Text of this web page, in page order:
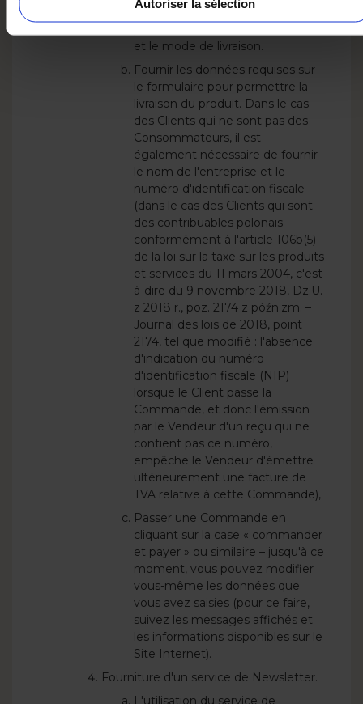
Autoriser la sélection
suppléments, les options de
et le mode de livraison.
Fournir les données requises sur
le formulaire pour permettre la
livraison du produit. Dans le cas
des Clients qui ne sont pas des
Consommateurs, il est
également nécessaire de fournir
le nom de l'entreprise et le
numéro d'identification fiscale
(dans le cas des Clients qui sont
des contribuables polonais
conformément à l'article 106b(5)
de la loi sur la taxe sur les produits
et services du 11 mars 2004, c'est-
à-dire du 9 novembre 2018, Dz.U.
z 2018 r., poz. 2174 z późn.zm. –
Journal des lois de 2018, point
2174, tel que modifié : l'absence
d'indication du numéro
d'identification fiscale (NIP)
lorsque le Client passe la
Commande, et donc l'émission
par le Vendeur d'un reçu qui ne
contient pas ce numéro,
empêche le Vendeur d'émettre
ultérieurement une facture de
TVA relative à cette Commande),
Passer une Commande en
cliquant sur la case « commander
et payer » ou similaire – jusqu'à ce
moment, vous pouvez modifier
vous-même les données que
vous avez saisies (pour ce faire,
suivez les messages affichés et
les informations disponibles sur le
Site Internet).
Fourniture d'un service de Newsletter.
L'utilisation du service de